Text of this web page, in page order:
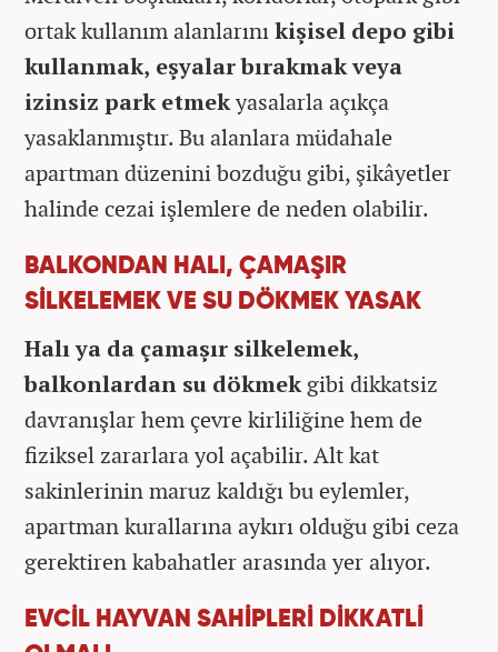
ortak kullanım alanlarınıkişisel depo gibi
kullanmak, eşyalar bırakmak veya
izinsiz park etmekyasalarla açıkça
yasaklanmıştır. Bu alanlara müdahale
apartman düzenini bozduğu gibi, şikâyetler
halinde cezai işlemlere de neden olabilir.
BALKONDAN HALI, ÇAMAŞIR
SİLKELEMEK VE SU DÖKMEK YASAK
Halı ya da çamaşır silkelemek,
balkonlardan su dökmekgibi dikkatsiz
davranışlar hem çevre kirliliğine hem de
fiziksel zararlara yol açabilir. Alt kat
sakinlerinin maruz kaldığı bu eylemler,
apartman kurallarına aykırı olduğu gibi ceza
gerektiren kabahatler arasında yer alıyor.
EVCİL HAYVAN SAHİPLERİ DİKKATLİ